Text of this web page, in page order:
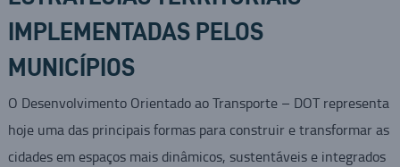
IMPLEMENTADAS PELOS
MUNICÍPIOS
O Desenvolvimento Orientado ao Transporte – DOT representa
hoje uma das principais formas para construir e transformar as
cidades em espaços mais dinâmicos, sustentáveis e integrados